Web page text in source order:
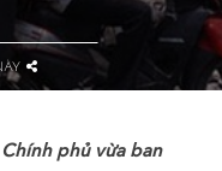
phủ vừa ban